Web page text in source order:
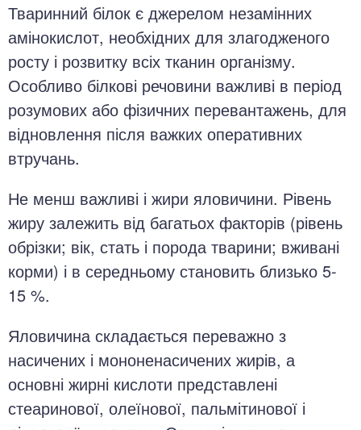
Тваринний білок є джерелом незамінних
амінокислот, необхідних для злагодженого
росту і розвитку всіх тканин організму.
Особливо білкові речовини важливі в період
розумових або фізичних перевантажень, для
відновлення після важких оперативних
втручань.
Не менш важливі і жири яловичини. Рівень
жиру залежить від багатьох факторів (рівень
обрізки; вік, стать і порода тварини; вживані
корми) і в середньому становить близько 5-
15 %.
Яловичина складається переважно з
насичених і мононенасичених жирів, а
основні жирні кислоти представлені
стеаринової, олеїнової, пальмітинової і